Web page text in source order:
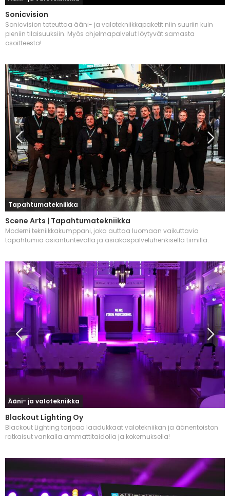
Sonicvision
Sonicvision toteuttaa ääni- ja valotekniikkapaketit niin suuriin kuin
pieniin tilaisuuksiin. Myös ohjelmapalvelut löytyvät samasta
osoitteesta!
Tapahtumatekniikka
Scene Arts | Tapahtumatekniikka
Moderni tekniikkakumppani, joka auttaa luomaan vaikuttavia
tapahtumia asiantuntevalla ja asiakaspalveluhenkisellä tiimillä.
Ääni- ja valotekniikka
Blackout Lighting Oy
Blackout Lighting tarjoaa laadukkaat valotekniikan ja äänentoiston
ratkaisut vankalla ammattitaidolla ja kokemuksella!